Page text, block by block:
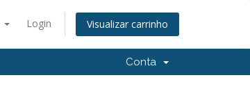
Login Visualizar carrinho
Conta